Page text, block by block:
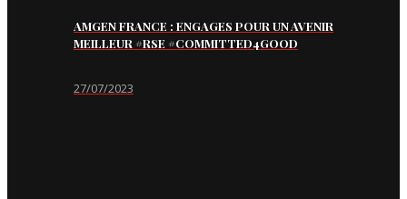
AMGEN FRANCE : ENGAGES POUR UN AVENIR
MEILLEUR #RSE #COMMITTED4GOOD
27/07/2023